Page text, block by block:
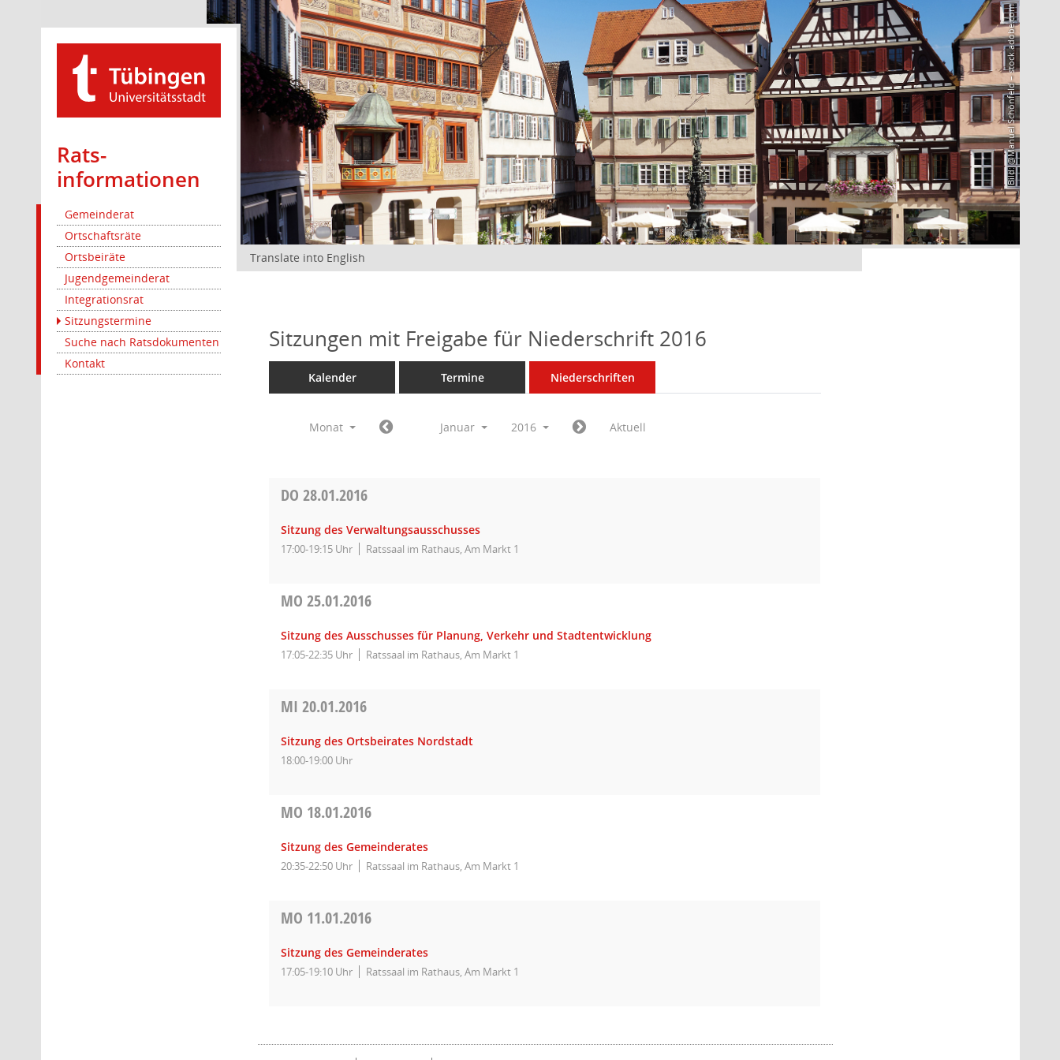
Rats­
informationen
Gemeinderat
Ortschaftsräte
Ortsbeiräte
Jugendgemeinderat
Integrationsrat
Sitzungstermine
Suche nach Ratsdokumenten
Kontakt
Bild: @Manuel Schönfeld – stock.adobe.com
Translate into English
Sitzungen mit Freigabe für Niederschrift 2016
Kalender Termine Niederschriften
Monat Januar 2016 Aktuell
DO28.01.2016
Sitzung des Verwaltungsausschusses
17:00-19:15 Uhr Ratssaal im Rathaus, Am Markt 1
MO25.01.2016
Sitzung des Ausschusses für Planung, Verkehr und Stadtentwicklung
17:05-22:35 Uhr Ratssaal im Rathaus, Am Markt 1
MI20.01.2016
Sitzung des Ortsbeirates Nordstadt
18:00-19:00 Uhr
MO 18.01.2016
Sitzung des Gemeinderates
20:35-22:50 Uhr Ratssaal im Rathaus, Am Markt 1
MO 11.01.2016
Sitzung des Gemeinderates
17:05-19:10 Uhr Ratssaal im Rathaus, Am Markt 1